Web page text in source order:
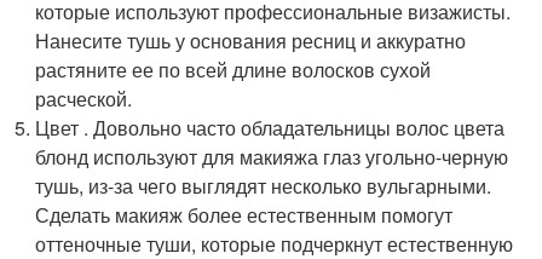
которые используют профессиональные визажисты.
Нанесите тушь у основания ресниц и аккуратно
растяните ее по всей длине волосков сухой
расческой.
Цвет . Довольно часто обладательницы волос цвета
блонд используют для макияжа глаз угольно-черную
тушь, из-за чего выглядят несколько вульгарными.
Сделать макияж более естественным помогут
оттеночные туши, которые подчеркнут естественную